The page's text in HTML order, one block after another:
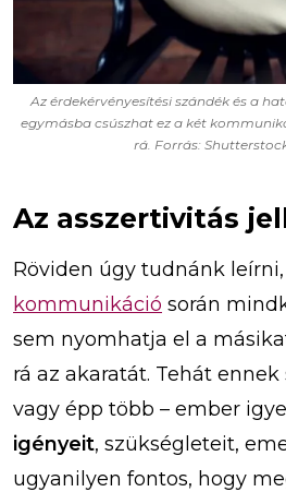
Az érdekérvényesítési szándék és a
egymásba csúszhat ez a két
rá. Forrás:
Az asszertivitás
Röviden úgy tudnánk
kommunikáció során
sem nyomhatja el a
rá az akaratát. Tehát
vagy épp több – ember
igényeit, szükségleteit,
ugyanilyen fontos, hogy